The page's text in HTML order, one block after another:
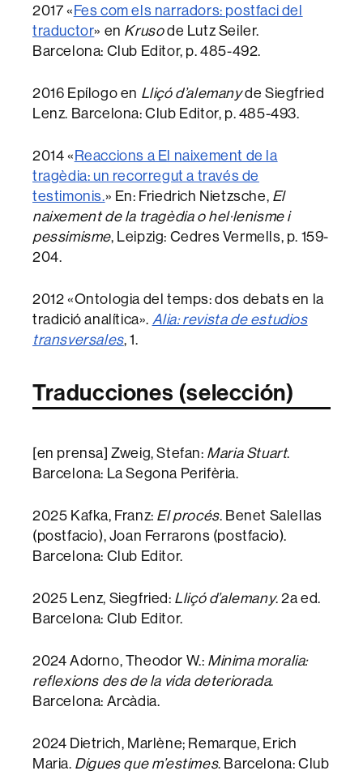
2017 « Fes com els narradors: postfaci del
traductor» en Krusode Lutz Seiler.
Barcelona: Club Editor, p. 485-492.
2016 Epílogo en Lliçó d’alemanyde Siegfried
Lenz. Barcelona: Club Editor, p. 485-493.
2014 « Reaccions a El naixement de la
tragèdia: un recorregut a través de
testimonis.» En: Friedrich Nietzsche, El
naixement de la tragèdia o hel·lenisme i
pessimisme, Leipzig: Cedres Vermells, p. 159-
204.
2012 «Ontologia del temps: dos debats en la
tradició analítica». Alia: revista de estudios
transversales, 1.
Traducciones (selección)
[en prensa] Zweig, Stefan: Maria Stuart.
Barcelona: La Segona Perifèria.
2025 Kafka, Franz: El procés. Benet Salellas
(postfacio), Joan Ferrarons (postfacio).
Barcelona: Club Editor.
2025 Lenz, Siegfried: Lliçó d’alemany. 2a ed.
Barcelona: Club Editor.
2024 Adorno, Theodor W.: Minima moralia:
reflexions des de la vida deteriorada.
Barcelona: Arcàdia.
2024 Dietrich, Marlène; Remarque, Erich
Maria. Digues que m’estimes. Barcelona: Club